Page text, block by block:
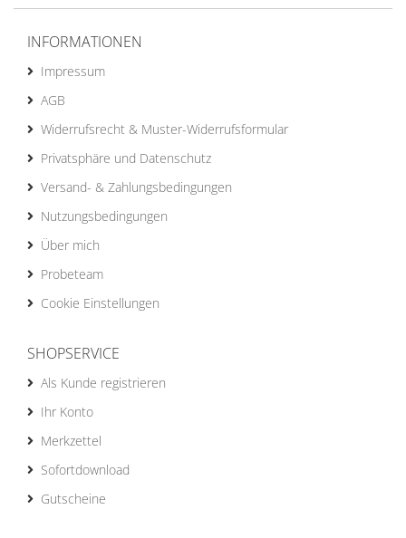
INFORMATIONEN
Impressum
AGB
Widerrufsrecht & Muster-Widerrufsformular
Privatsphäre und Datenschutz
Versand- & Zahlungsbedingungen
Nutzungsbedingungen
Über mich
Probeteam
Cookie Einstellungen
SHOPSERVICE
Als Kunde registrieren
Ihr Konto
Merkzettel
Sofortdownload
Gutscheine